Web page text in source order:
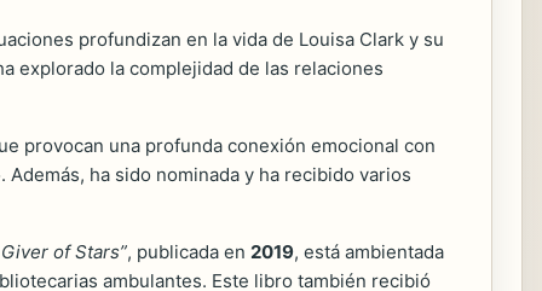
profundizan en la vida de Louisa Clark y su
explorado la complejidad de las relaciones
provocan una profunda conexión emocional con
ha sido nominada y ha recibido varios
of Stars”, publicada en 2019, está ambientada
ambulantes. Este libro también recibió